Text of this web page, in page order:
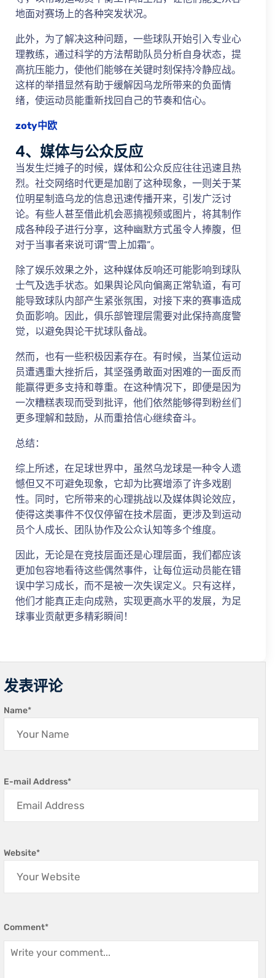
地面对赛场上的各种突发状况。
此外，为了解决这种问题，一些球队开始引入专业心
理教练，通过科学的方法帮助队员分析自身状态，提
高抗压能力，使他们能够在关键时刻保持冷静应战。
这样的举措显然有助于缓解因乌龙所带来的负面情
绪，使运动员能重新找回自己的节奏和信心。
zoty中欧
4、媒体与公众反应
当发生烂摊子的时候，媒体和公众反应往往迅速且热
烈。社交网络时代更是加剧了这种现象，一则关于某
位明星制造乌龙的信息迅速传播开来，引发广泛讨
论。有些人甚至借此机会恶搞视频或图片，将其制作
成各种段子进行分享，这种幽默方式虽令人捧腹，但
对于当事者来说可谓“雪上加霜”。
除了娱乐效果之外，这种媒体反响还可能影响到球队
士气及选手状态。如果舆论风向偏离正常轨道，有可
能导致球队内部产生紧张氛围，对接下来的赛事造成
负面影响。因此，俱乐部管理层需要对此保持高度警
觉，以避免舆论干扰球队备战。
然而，也有一些积极因素存在。有时候，当某位运动
员遭遇重大挫折后，其坚强勇敢面对困难的一面反而
能赢得更多支持和尊重。在这种情况下，即便是因为
一次糟糕表现而受到批评，他们依然能够得到粉丝们
更多理解和鼓励，从而重拾信心继续奋斗。
总结：
综上所述，在足球世界中，虽然乌龙球是一种令人遗
憾但又不可避免现象，它却为比赛增添了许多戏剧
性。同时，它所带来的心理挑战以及媒体舆论效应，
使得这类事件不仅仅停留在技术层面，更涉及到运动
员个人成长、团队协作及公众认知等多个维度。
因此，无论是在竞技层面还是心理层面，我们都应该
更加包容地看待这些偶然事件，让每位运动员能在错
误中学习成长，而不是被一次失误定义。只有这样，
他们才能真正走向成熟，实现更高水平的发展，为足
球事业贡献更多精彩瞬间！
发表评论
Name*
E-mail Address*
Website*
Comment*